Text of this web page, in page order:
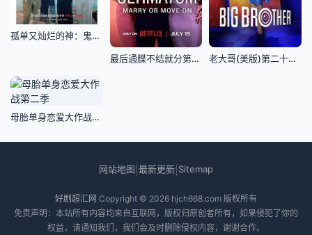
孤单又灿烂的神：鬼怪十周年特辑
最后通牒不结就分第四季 老大哥(美版)第二十八季
母胎单身恋爱大作战第二季
网站地图 最新更新 Sitemap
好剧超汇网 Copyright © 2026 hjch668.com 版权所有
免责声明：本站所有内容均来自互联网，版权归原创者所有，如果侵犯了你的
权益，请通知我们，我们会及时删除侵权内容，谢谢合作。